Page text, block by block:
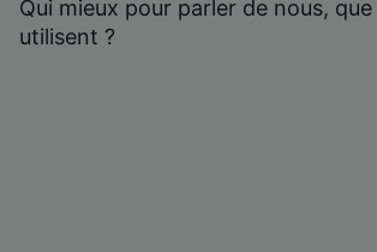
Qui mieux pour parler de nous,
utilisent ?